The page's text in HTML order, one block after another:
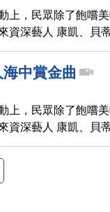
上，民眾除了飽嚐
資深藝人 康凱、貝
金曲。
中賞金曲
上，民眾除了飽嚐
資深藝人 康凱、貝
金曲。